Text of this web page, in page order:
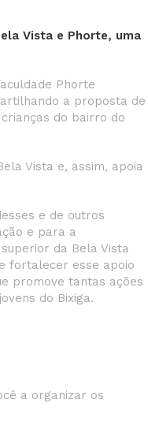
Vista e Phorte, uma
Phorte
a proposta de
do bairro do
Vista e, assim, apoia
e de outros
e para a
da Bela Vista
fortalecer esse apoio
promove tantas ações
do Bixiga.
a organizar os